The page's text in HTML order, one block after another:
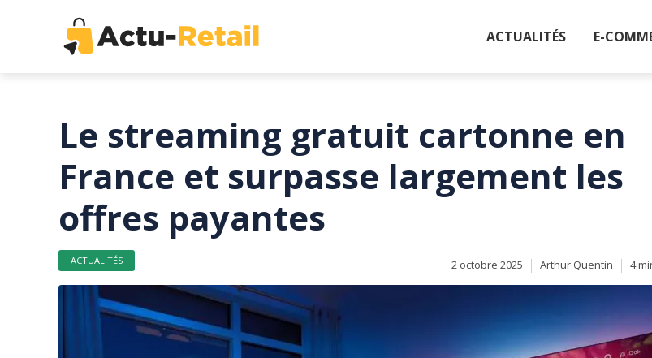
ACTUALITÉS E-
Le streaming gratuit cartonne en
France et surpasse largement les
offres payantes
ACTUALITÉS 2 octobre 2025 Arthur Quentin 4